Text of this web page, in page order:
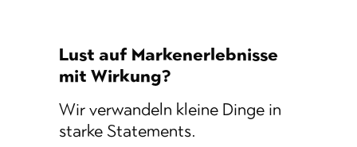
Lust auf Markenerlebnisse
mit Wirkung?
Wir verwandeln kleine Dinge in
starke Statements.